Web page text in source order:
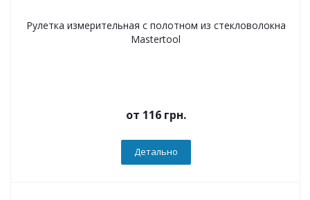
Рулетка измерительная с полотном из стекловолокна
Mastertool
от 116 грн.
Детально